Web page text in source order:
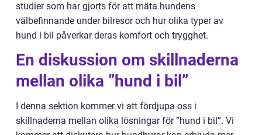
studier som har gjorts för att mäta hundens
välbefinnande under bilresor och hur olika typer av
hund i bil påverkar deras komfort och trygghet.
En diskussion om skillnaderna
mellan olika ”hund i bil”
I denna sektion kommer vi att fördjupa oss i
skillnaderna mellan olika lösningar för ”hund i bil”. Vi